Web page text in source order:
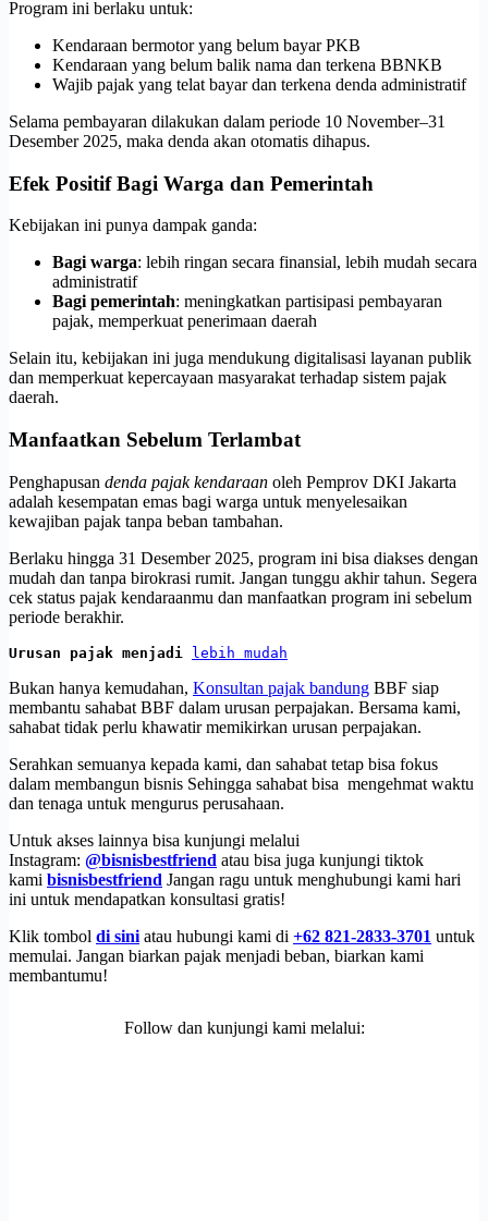
Program ini berlaku untuk:
Kendaraan bermotor yang belum bayar PKB
Kendaraan yang belum balik nama dan terkena BBNKB
Wajib pajak yang telat bayar dan terkena denda administratif
Selama pembayaran dilakukan dalam periode 10 November–31
Desember 2025, maka denda akan otomatis dihapus.
Efek Positif Bagi Warga dan Pemerintah
Kebijakan ini punya dampak ganda:
Bagi warga: lebih ringan secara finansial, lebih mudah secara
administratif
Bagi pemerintah: meningkatkan partisipasi pembayaran
pajak, memperkuat penerimaan daerah
Selain itu, kebijakan ini juga mendukung digitalisasi layanan publik
dan memperkuat kepercayaan masyarakat terhadap sistem pajak
daerah.
Manfaatkan Sebelum Terlambat
Penghapusan denda pajak kendaraan oleh Pemprov DKI Jakarta
adalah kesempatan emas bagi warga untuk menyelesaikan
kewajiban pajak tanpa beban tambahan.
Berlaku hingga 31 Desember 2025, program ini bisa diakses dengan
mudah dan tanpa birokrasi rumit. Jangan tunggu akhir tahun. Segera
cek status pajak kendaraanmu dan manfaatkan program ini sebelum
periode berakhir.
Urusan pajak menjadi lebih mudah
Bukan hanya kemudahan, Konsultan pajak bandung BBF siap
membantu sahabat BBF dalam urusan perpajakan. Bersama kami,
sahabat tidak perlu khawatir memikirkan urusan perpajakan.
Serahkan semuanya kepada kami, dan sahabat tetap bisa fokus
dalam membangun bisnis Sehingga sahabat bisa mengehmat waktu
dan tenaga untuk mengurus perusahaan.
Untuk akses lainnya bisa kunjungi melalui
Instagram: @bisnisbestfriend atau bisa juga kunjungi tiktok
kami bisnisbestfriend Jangan ragu untuk menghubungi kami hari
ini untuk mendapatkan konsultasi gratis!
Klik tombol di sini atau hubungi kami di +62 821-2833-3701 untuk
memulai. Jangan biarkan pajak menjadi beban, biarkan kami
membantumu!
Follow dan kunjungi kami melalui: